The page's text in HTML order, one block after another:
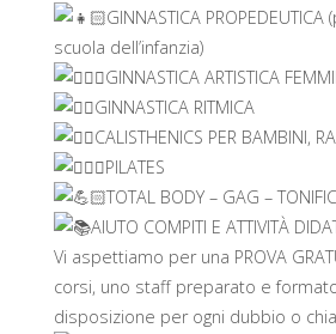
GINNASTICA
scuola dell’infanzia)
GINNASTICA ARTISTICA
GINNASTICA RITMICA
CALISTHENICS PER BAMBINI,
PILATES
TOTAL BODY – GAG –
AIUTO COMPITI E ATTIVITÀ
Vi aspettiamo per una PROVA
corsi, uno staff preparato e
disposizione per ogni dubbio o